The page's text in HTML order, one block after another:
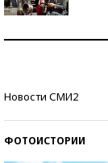
Новости СМИ2
ФОТОИСТОРИИ